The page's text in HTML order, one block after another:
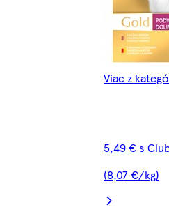
Viac z
5,49 € s
(8,07 €/kg)